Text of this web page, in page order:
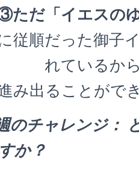
ただ「イエスの
従順だった御子
ているからこ
み出ることがで
のチャレンジ：
か？